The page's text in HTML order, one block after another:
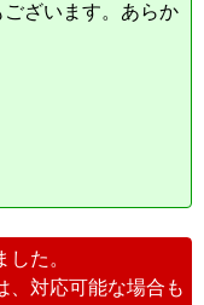
ざいます。あらか
た。
、対応可能な場合も